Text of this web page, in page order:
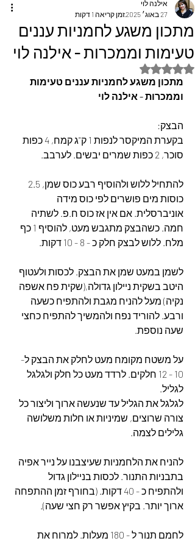
מתכון משגע לחמניות עננים
טעימות וממכרות - אילנה לוי
אילנה לוי
27 באוג׳ 2025
זמן קריאה 1 דקות
דירוג של NaN מתוך 5 כוכבים
מתכון משגע לחמניות עננים טעימות
וממכרות - אילנה לוי
הבצק:
בקערת המיקסר לנפות 1 ק"ג קמח, 4 כפות
סוכר, 2 כפות שמרים יבשים. לערבב.
כוסות מים פושרים לפי כוס מידה
אוניברסלית. אם אין אז כוס ח.פ. לשתיה
חמה. כשהבצק מתגבש מעט, להוסיף 1 כף
מלח. ללוש לבצק חלק כ - 8 - 10 דקות.
לשמן במעט שמן את הבצק. לכסות ולעטוף
היטב בשקית ניילון גדולה,(שקית פח אשפה
נקיה) מעל להניח מגבת ולהתפיח כשעה
ורבע. להוריד נפח ולהמשיך להתפיח כחצי
שעה נוספת.
על משטח מקומח מעט לחלק את הבצק ל-
10 - 12 חלקים. לרדד מעט כל חלק ולגלגל
לגליל.
לגלגל את הגליל עד שנעשה ארוך וליצור כל
צורה שרוצים, שמיניות או חלות משלושה
גלילים לצמה.
להניח את הלחמניות שעיצבנו על נייר אפיה
בתבניות התנור. לכסות בניילון גדול
ולהתפיח כ - 40 דקות. (בחורף זמן ההתפחה
ארוך יותר. בקיץ אפשר רק חצי שעה).
לחמם תנור ל - 180 מעלות. למרוח את